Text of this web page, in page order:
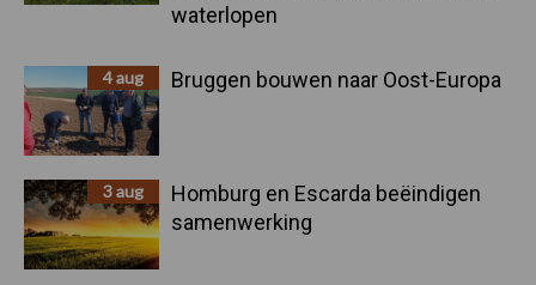
waterlopen
4 aug Bruggen bouwen naar Oost-Europa
3 aug
Homburg en Escarda beëindigen
samenwerking